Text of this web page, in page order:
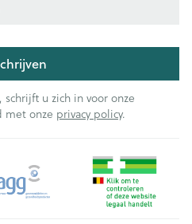
u zich in voor onze
met onze privacy policy.